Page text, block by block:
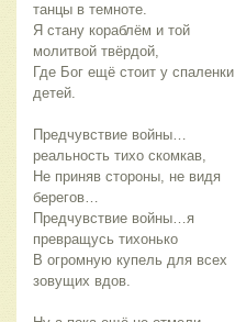
танцы в темноте.
Я стану кораблём и той
молитвой твёрдой,
Где Бог ещё стоит у спаленки
детей.
Предчувствие войны…
реальность тихо скомкав,
Не приняв стороны, не видя
берегов…
Предчувствие войны…я
превращусь тихонько
В огромную купель для всех
зовущих вдов.